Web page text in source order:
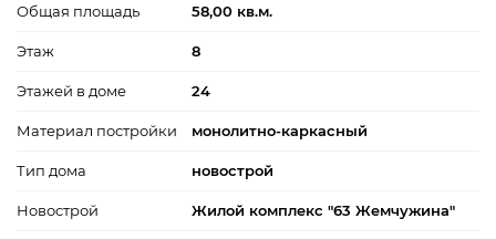
Общая площадь 58,00 кв.м.
Этаж 8
Этажей в доме 24
Материал постройки монолитно-каркасный
Тип дома новострой
Новострой Жилой комплекс "63 Жемчужина"